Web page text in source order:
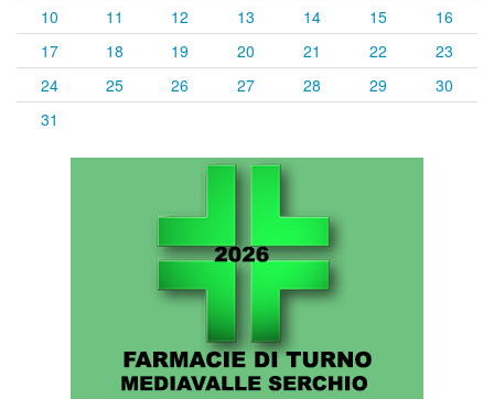
10
11 12 13 14 15
16
17
18 19 20 21 22
23
24
25 26 27 28 29
30
31